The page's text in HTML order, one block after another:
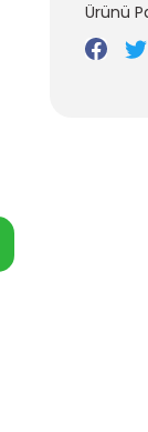
Ürünü